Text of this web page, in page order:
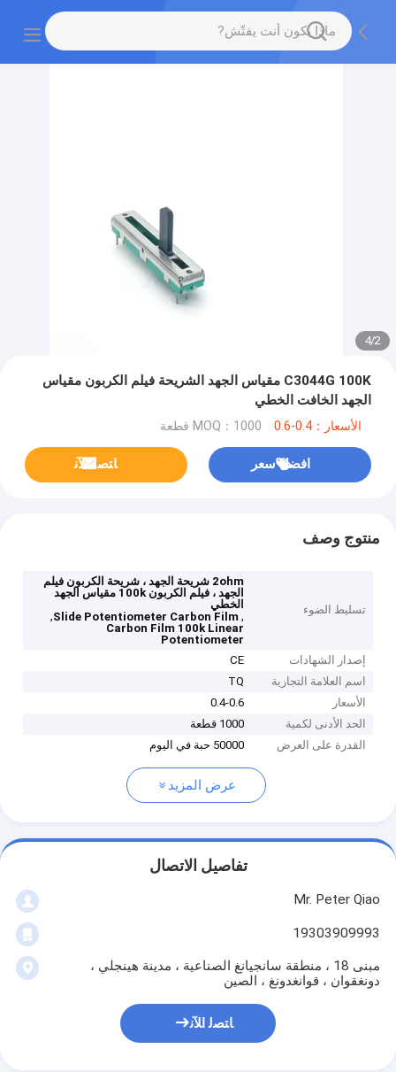
2
/
4
C3044G 100K مقياس الجهد الشريحة فيلم الكربون مقياس
الجهد الخافت الخطي
الأسعار：0.4-0.6 MOQ：1000 قطعة
افضل سعر ﺎﺘﺼﻟ ﺍﻶﻧ
منتوج وصف
تسليط الضوء
2ohm شريحة الجهد ، شريحة الكربون فيلم
الجهد ، فيلم الكربون 100k مقياس الجهد
الخطي
,
Slide Potentiometer Carbon Film
,
Carbon Film 100k Linear
Potentiometer
إصدار الشهادات
CE
اسم العلامة التجارية
TQ
الأسعار
0.4-0.6
الحد الأدنى لكمية
1000 قطعة
القدرة على العرض
50000 حبة في اليوم
عرض المزيد
تفاصيل الاتصال
Mr. Peter Qiao
19303909993
مبنى 18 ، منطقة سانجيانغ الصناعية ، مدينة هينجلي ،
دونغقوان ، قوانغدونغ ، الصين
ﺎﺘﺼﻟ ﺍﻶﻧ